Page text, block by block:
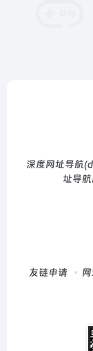
深度网址导航
址导航
友链申请